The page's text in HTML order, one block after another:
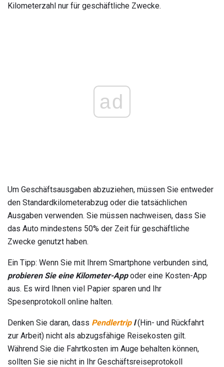
Kilometerzahl nur für geschäftliche Zwecke.
ad
Um Geschäftsausgaben abzuziehen, müssen Sie entweder
den Standardkilometerabzug oder die tatsächlichen
Ausgaben verwenden. Sie müssen nachweisen, dass Sie
das Auto mindestens 50% der Zeit für geschäftliche
Zwecke genutzt haben.
Ein Tipp: Wenn Sie mit Ihrem Smartphone verbunden sind,
probieren Sie eine Kilometer-Appoder eine Kosten-App
aus. Es wird Ihnen viel Papier sparen und Ihr
Spesenprotokoll online halten.
Denken Sie daran, dass Pendlertripl(Hin- und Rückfahrt
zur Arbeit) nicht als abzugsfähige Reisekosten gilt.
Während Sie die Fahrtkosten im Auge behalten können,
sollten Sie sie nicht in Ihr Geschäftsreiseprotokoll